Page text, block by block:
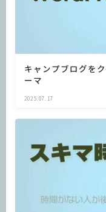
キャンプブログを
ーマ
2025.07.17